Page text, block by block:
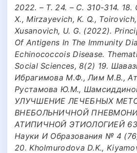
2022. – Т. 24. – С. 310-314. 18.
X., Mirzayevich, K. Q.,
Xusanovich, U. G. (2022).
Of Antigens In The Immunity
Echinococcois Disease.
Social Sciences, 8(2) 19.
Ибрагимова М.Ф., Лим М.В.,
Рустамова Ю.М.,
УЛУЧШЕНИЕ ЛЕЧЕБНЫХ
ВНЕБОЛЬНИЧНОЙ
АТИПИЧНОЙ ЭТИОЛОГИЕЙ 63
Науки И Образования № 4
20. Kholmurodova D.K.,